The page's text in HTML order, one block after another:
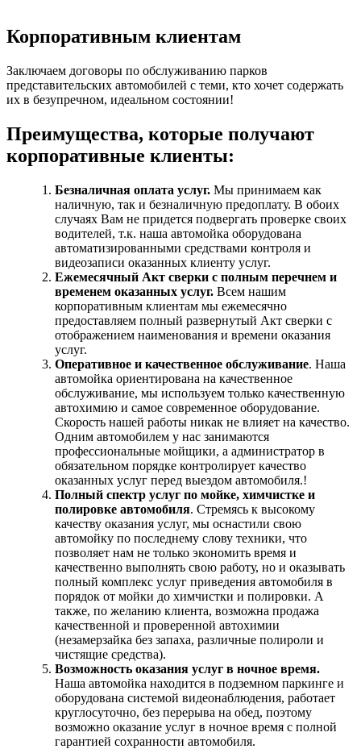
Корпоративным клиентам
Заключаем договоры по обслуживанию парков
представительских автомобилей с теми, кто хочет содержать
их в безупречном, идеальном состоянии!
Преимущества, которые получают
корпоративные клиенты:
Безналичная оплата услуг. Мы принимаем как
наличную, так и безналичную предоплату. В обоих
случаях Вам не придется подвергать проверке своих
водителей, т.к. наша автомойка оборудована
автоматизированными средствами контроля и
видеозаписи оказанных клиенту услуг.
Ежемесячный Акт сверки с полным перечнем и
временем оказанных услуг. Всем нашим
корпоративным клиентам мы ежемесячно
предоставляем полный развернутый Акт сверки с
отображением наименования и времени оказания
услуг.
Оперативное и качественное обслуживание. Наша
автомойка ориентирована на качественное
обслуживание, мы используем только качественную
автохимию и самое современное оборудование.
Скорость нашей работы никак не влияет на качество.
Одним автомобилем у нас занимаются
профессиональные мойщики, а администратор в
обязательном порядке контролирует качество
оказанных услуг перед выездом автомобиля.!
Полный спектр услуг по мойке, химчистке и
полировке автомобиля. Стремясь к высокому
качеству оказания услуг, мы оснастили свою
автомойку по последнему слову техники, что
позволяет нам не только экономить время и
качественно выполнять свою работу, но и оказывать
полный комплекс услуг приведения автомобиля в
порядок от мойки до химчистки и полировки. А
также, по желанию клиента, возможна продажа
качественной и проверенной автохимии
(незамерзайка без запаха, различные полироли и
чистящие средства).
Возможность оказания услуг в ночное время.
Наша автомойка находится в подземном паркинге и
оборудована системой видеонаблюдения, работает
круглосуточно, без перерыва на обед, поэтому
возможно оказание услуг в ночное время с полной
гарантией сохранности автомобиля.